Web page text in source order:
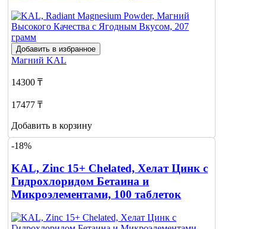
Добавить в избранное
Магний KAL
14300 ₸
17477 ₸
Добавить в корзину
-18%
KAL, Zinc 15+ Chelated, Хелат Цинк с
Гидрохлоридом Бетаина и
Микроэлементами, 100 таблеток